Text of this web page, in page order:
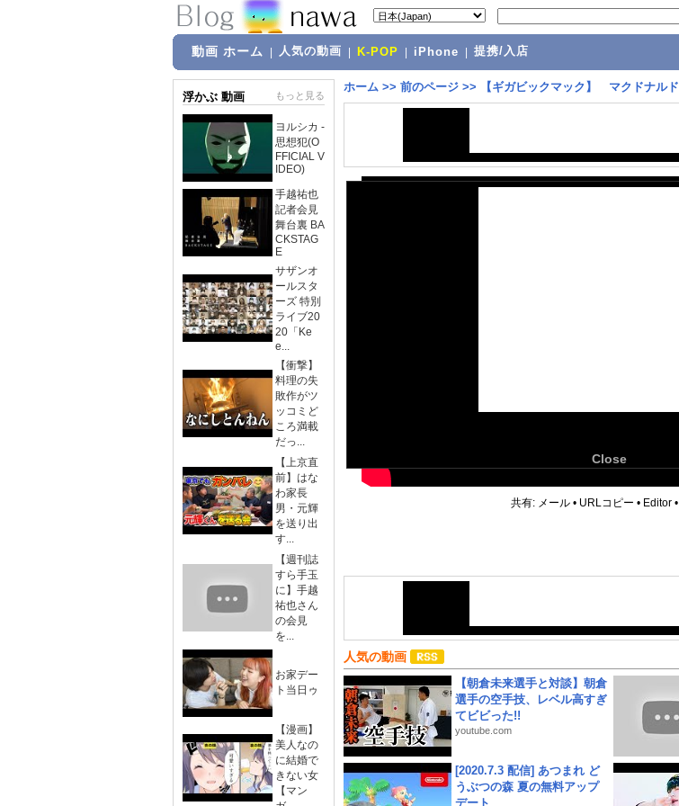
動画 ホーム 人気の動画 K-POP iPhone 提携/入店
浮かぶ 動画 もっと見る
ヨルシカ -
思想犯(O
FFICIAL V
IDEO)
手越祐也
記者会見
舞台裏 BA
CKSTAG
E
サザンオ
ールスタ
ーズ 特別
ライブ20
20「Ke
e...
【衝撃】
料理の失
敗作がツ
ッコミど
ころ満載
だっ...
【上京直
前】はな
わ家長
男・元輝
を送り出
す...
【週刊誌
すら手玉
に】手越
祐也さん
の会見
を...
お家デー
ト当日ゥ
【漫画】
美人なの
に結婚で
きない女
【マン
ホーム >> 前のページ >> 【ギガビックマック】 マクドナルド
Close
共有: メール • URLコピー • Editor •
人気の動画
【朝倉未来選手と対談】朝倉
選手の空手技、レベル高すぎ
てビビった!!
youtube.com
[2020.7.3 配信] あつまれ ど
うぶつの森 夏の無料アップ
デート